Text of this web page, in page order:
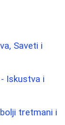
Saveti i
Iskustva i
tretmani i